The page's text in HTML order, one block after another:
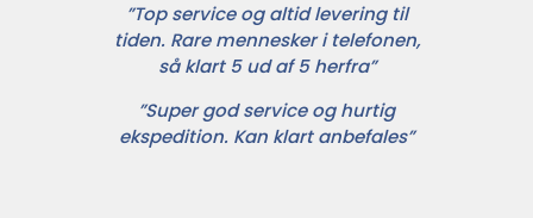
”Top service og altid levering til
tiden. Rare mennesker i telefonen,
så klart 5 ud af 5 herfra”
”Super god service og hurtig
ekspedition. Kan klart anbefales”